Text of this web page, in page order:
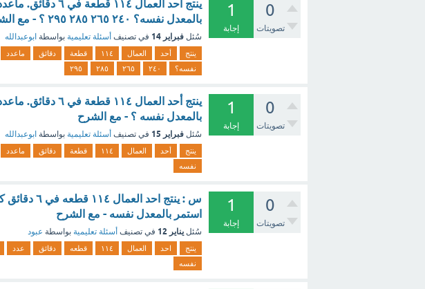
0
تصويتات
1
إجابة
بالمعدل نفسه؟ ٢٤٠ ٢٦٥ ٢٨٥ ٢٩٥ ؟ - مع الشرح
سُئل فبراير 14 في تصنيف أسئلة تعليمية بواسطة ابوعبدالله
ينتج أحد العمال ١١٤ قطعة دقائق ماعدد
نفسه؟
٢٤٠ ٢٦٥ ٢٨٥ ٢٩٥
0
تصويتات
1
إجابة
بالمعدل نفسه ؟ - مع الشرح
سُئل فبراير 15 في تصنيف أسئلة تعليمية بواسطة ابوعبدالله
ينتج أحد العمال ١١٤ قطعة دقائق ماعدد
نفسه
0
تصويتات
1
إجابة
استمر بالمعدل نفسه - مع الشرح
سُئل يناير 12 في تصنيف أسئلة تعليمية بواسطة عبود
ينتج احد العمال ١١٤ قطعه دقائق عدد
نفسه